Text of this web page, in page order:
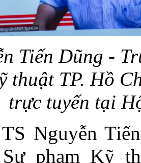
Tiến Dũng -
thuật TP. Hồ
trực tuyến tại
Nguyễn
phạm Kỹ